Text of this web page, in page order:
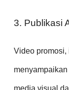
3. Publikasi
Video promosi,
media visual